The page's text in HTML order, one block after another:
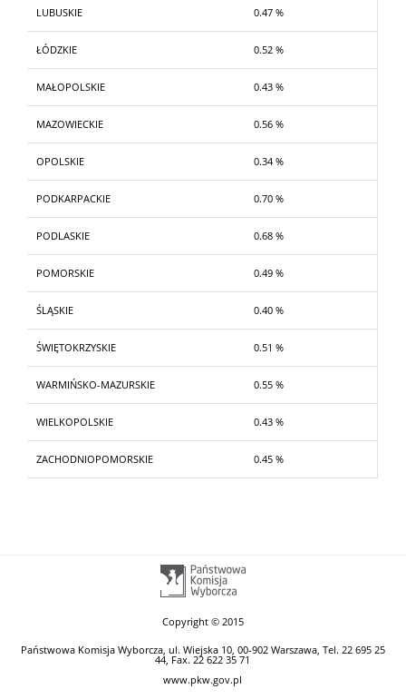
LUBUSKIE 0.47 %
ŁÓDZKIE 0.52 %
MAŁOPOLSKIE 0.43 %
MAZOWIECKIE 0.56 %
OPOLSKIE 0.34 %
PODKARPACKIE 0.70 %
PODLASKIE 0.68 %
POMORSKIE 0.49 %
ŚLĄSKIE 0.40 %
ŚWIĘTOKRZYSKIE 0.51 %
WARMIŃSKO-MAZURSKIE 0.55 %
WIELKOPOLSKIE 0.43 %
ZACHODNIOPOMORSKIE 0.45 %
Copyright © 2015
Państwowa Komisja Wyborcza, ul. Wiejska 10, 00-902 Warszawa, Tel. 22 695 25
44, Fax. 22 622 35 71
www.pkw.gov.pl